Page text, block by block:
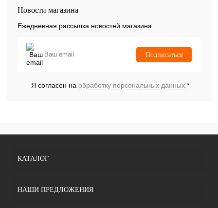
Новости магазина
Ежедневная рассылка новостей магазина.
Подписаться
Я согласен на обработку персональных данных.*
КАТАЛОГ
НАШИ ПРЕДЛОЖЕНИЯ